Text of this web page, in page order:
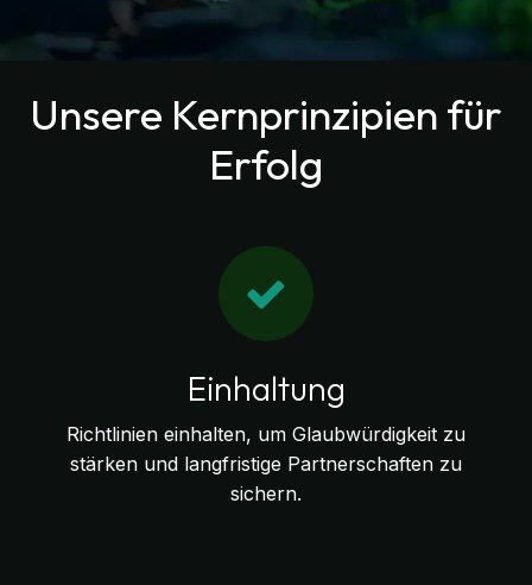
Unsere Kernprinzipien für
Erfolg
Einhaltung
Richtlinien einhalten, um Glaubwürdigkeit zu
stärken und langfristige Partnerschaften zu
sichern.